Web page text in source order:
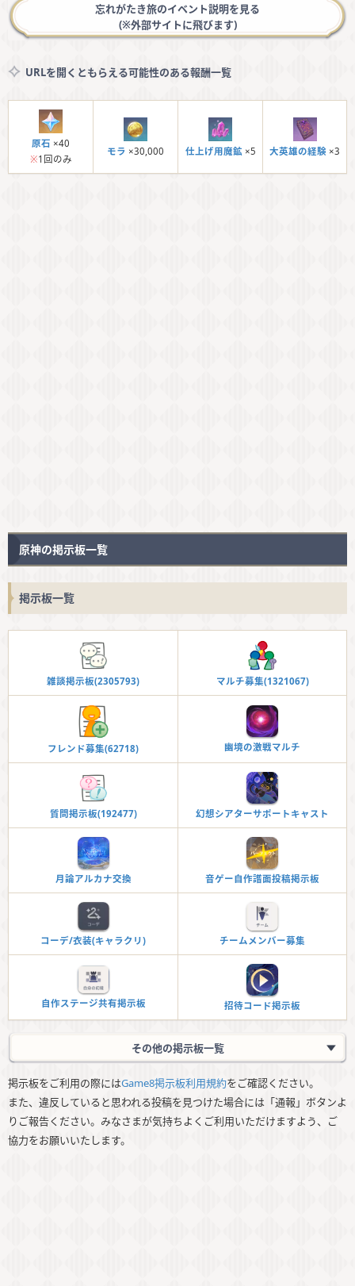
忘れがたき旅のイベント説明を見る
(※外部サイトに飛びます)
URLを開くともらえる可能性のある報酬一覧
原石 ×40
※1回のみ
モラ ×30,000 仕上げ用魔鉱 ×5 大英雄の経験 ×3
原神の掲示板一覧
掲示板一覧
雑談掲示板(2305793) マルチ募集(1321067)
フレンド募集(62718) 幽境の激戦マルチ
質問掲示板(192477) 幻想シアターサポートキャスト
月論アルカナ交換 音ゲー自作譜面投稿掲示板
コーデ/衣装(キャラクリ) チームメンバー募集
自作ステージ共有掲示板 招待コード掲示板
その他の掲示板一覧
まとめ速報
掲示板をご利用の際にはGame8掲示板利用規約をご確認ください。
また、違反していると思われる投稿を見つけた場合には「通報」ボタンよ
りご報告ください。みなさまが気持ちよくご利用いただけますよう、ご
協力をお願いいたします。